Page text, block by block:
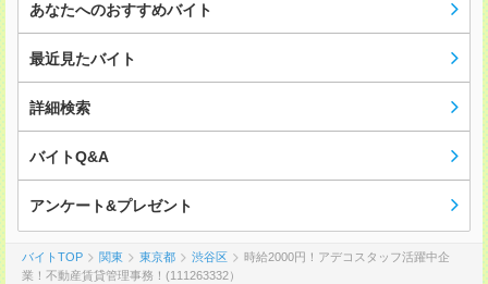
あなたへのおすすめバイト
最近見たバイト
詳細検索
バイトQ&A
アンケート&プレゼント
バイトTOP 関東 東京都 渋谷区
時給2000円！アデコスタッフ活躍中企
業！不動産賃貸管理事務！(111263332）